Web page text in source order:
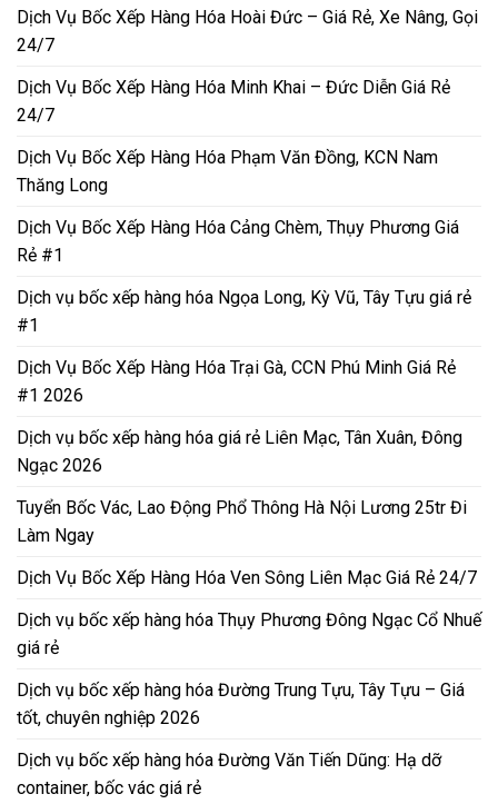
Dịch Vụ Bốc Xếp Hàng Hóa Hoài Đức – Giá Rẻ, Xe Nâng, Gọi
24/7
Dịch Vụ Bốc Xếp Hàng Hóa Minh Khai – Đức Diễn Giá Rẻ
24/7
Dịch Vụ Bốc Xếp Hàng Hóa Phạm Văn Đồng, KCN Nam
Thăng Long
Dịch Vụ Bốc Xếp Hàng Hóa Cảng Chèm, Thụy Phương Giá
Rẻ #1
Dịch vụ bốc xếp hàng hóa Ngọa Long, Kỳ Vũ, Tây Tựu giá rẻ
#1
Dịch Vụ Bốc Xếp Hàng Hóa Trại Gà, CCN Phú Minh Giá Rẻ
#1 2026
Dịch vụ bốc xếp hàng hóa giá rẻ Liên Mạc, Tân Xuân, Đông
Ngạc 2026
Tuyển Bốc Vác, Lao Động Phổ Thông Hà Nội Lương 25tr Đi
Làm Ngay
Dịch Vụ Bốc Xếp Hàng Hóa Ven Sông Liên Mạc Giá Rẻ 24/7
Dịch vụ bốc xếp hàng hóa Thụy Phương Đông Ngạc Cổ Nhuế
giá rẻ
Dịch vụ bốc xếp hàng hóa Đường Trung Tựu, Tây Tựu – Giá
tốt, chuyên nghiệp 2026
Dịch vụ bốc xếp hàng hóa Đường Văn Tiến Dũng: Hạ dỡ
container, bốc vác giá rẻ